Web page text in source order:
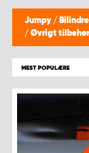
Jumpy /
/ Øvrigt tilbehør
MEST POPULÆRE